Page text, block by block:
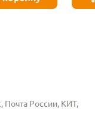
Почта России, КИТ,